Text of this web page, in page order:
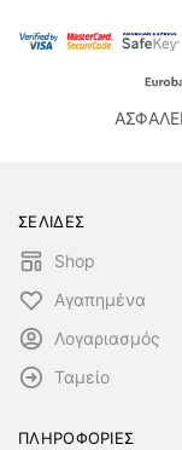
ΣΕΛΙΔΕΣ
Shop
Αγαπημένα
Λογαριασμός
Ταμείο
ΠΛΗΡΟΦΟΡΙΕΣ